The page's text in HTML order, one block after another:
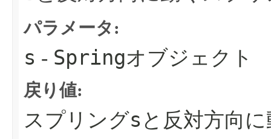
パラメータ:
s - Springオブジェクト
戻り値:
スプリングs と反対方向